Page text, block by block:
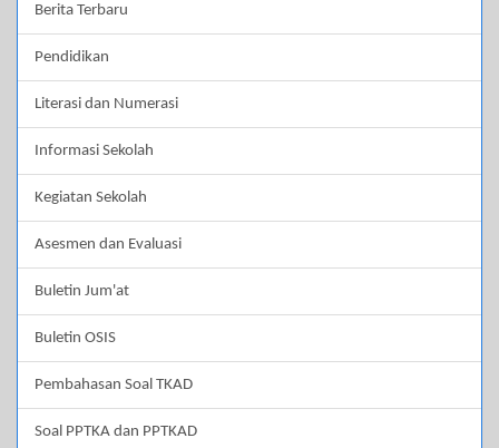
Berita Terbaru
Pendidikan
Literasi dan Numerasi
Informasi Sekolah
Kegiatan Sekolah
Asesmen dan Evaluasi
Buletin Jum'at
Buletin OSIS
Pembahasan Soal TKAD
Soal PPTKA dan PPTKAD